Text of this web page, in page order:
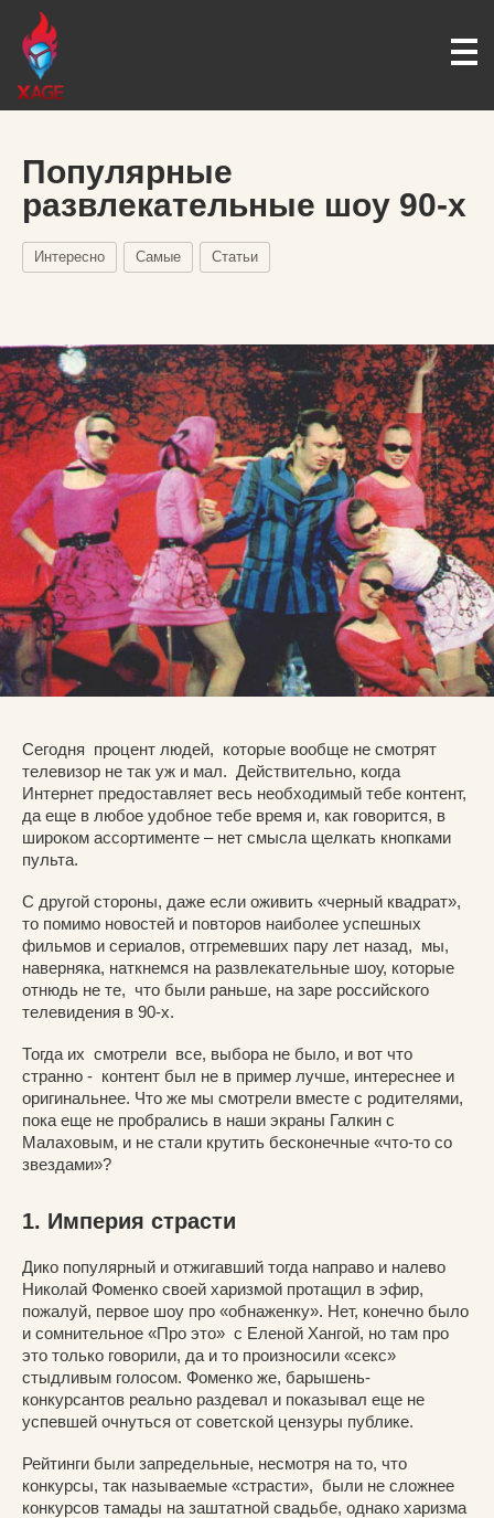
Популярные
развлекательные шоу 90-х
Интересно Самые Статьи
Сегодня процент людей, которые вообще не смотрят
телевизор не так уж и мал. Действительно, когда
Интернет предоставляет весь необходимый тебе контент,
да еще в любое удобное тебе время и, как говорится, в
широком ассортименте – нет смысла щелкать кнопками
пульта.
С другой стороны, даже если оживить «черный квадрат»,
то помимо новостей и повторов наиболее успешных
фильмов и сериалов, отгремевших пару лет назад, мы,
наверняка, наткнемся на развлекательные шоу, которые
отнюдь не те, что были раньше, на заре российского
телевидения в 90-х.
Тогда их смотрели все, выбора не было, и вот что
странно - контент был не в пример лучше, интереснее и
оригинальнее. Что же мы смотрели вместе с родителями,
пока еще не пробрались в наши экраны Галкин с
Малаховым, и не стали крутить бесконечные «что-то со
звездами»?
1. Империя страсти
Дико популярный и отжигавший тогда направо и налево
Николай Фоменко своей харизмой протащил в эфир,
пожалуй, первое шоу про «обнаженку». Нет, конечно было
и сомнительное «Про это» с Еленой Хангой, но там про
это только говорили, да и то произносили «секс»
стыдливым голосом. Фоменко же, барышень-
конкурсантов реально раздевал и показывал еще не
успевшей очнуться от советской цензуры публике.
Рейтинги были запредельные, несмотря на то, что
конкурсы, так называемые «страсти», были не сложнее
конкурсов тамады на заштатной свадьбе, однако харизма